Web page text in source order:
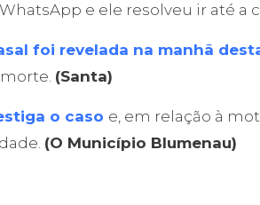
e ele resolveu ir até a
foi revelada na manhã
(Santa)
o caso e, em relação à
(O Município Blumenau)